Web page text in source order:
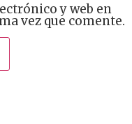
y web en
vez que comente.